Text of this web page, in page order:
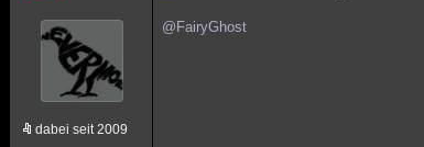
dabei seit 2009
@FairyGhost